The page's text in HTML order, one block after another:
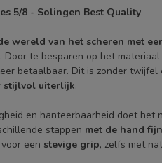
5/8 - Solingen Best Quality
wereld van het scheren met
Door te besparen op het
betaalbaar. Dit is zonder twijfel
stijlvol uiterlijk.
en hanteerbaarheid doet
stappen met de hand
een stevige grip, zelfs met